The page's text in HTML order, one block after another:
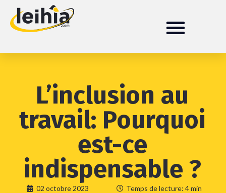
L’inclusion au
travail: Pourquoi
est-ce
indispensable ?
02 octobre 2023 Temps de lecture: 4 min